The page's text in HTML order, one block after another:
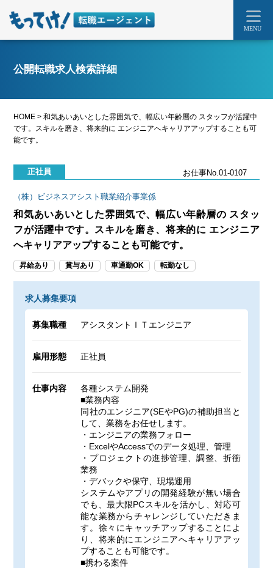
MENU
公開転職求人検索詳細
HOME >和気あいあいとした雰囲気で、幅広い年齢層の スタッフが活躍中
です。スキルを磨き、将来的に エンジニアへキャリアアップすることも可
能です。
正社員 お仕事No.01-0107
（株）ビジネスアシスト職業紹介事業係
和気あいあいとした雰囲気で、幅広い年齢層の スタッ
フが活躍中です。スキルを磨き、将来的に エンジニア
へキャリアアップすることも可能です。
昇給あり 賞与あり 車通勤OK 転勤なし
求人募集要項
募集職種 アシスタントＩＴエンジニア
雇用形態 正社員
仕事内容
各種システム開発
■業務内容
同社のエンジニア(SEやPG)の補助担当と
して、業務をお任せします。
・エンジニアの業務フォロー
・ExcelやAccessでのデータ処理、管理
・プロジェクトの進捗管理、調整、折衝
業務
・デバックや保守、現場運用
システムやアプリの開発経験が無い場合
でも、最大限PCスキルを活かし、対応可
能な業務からチャレンジしていただきま
す。徐々にキャッチアップすることによ
り、将来的にエンジニアへキャリアアッ
プすることも可能です。
■携わる案件